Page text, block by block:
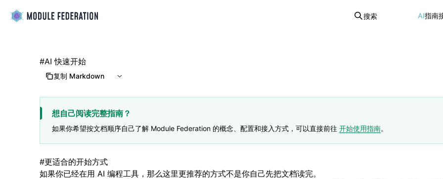
搜索 AI指南
#AI 快速开始
复制 Markdown
想自己阅读完整指南？
如果你希望按文档顺序自己了解 Module Federation 的概念、配置和接入方式，可以直接前往 开始使用指南。
#更适合的开始方式
如果你已经在用 AI 编程工具，那么这里更推荐的方式不是你自己先把文档读完。